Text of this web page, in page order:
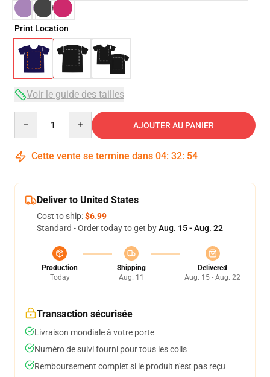
Print Location
Voir le guide des tailles
AJOUTER AU PANIER
Cette vente se termine dans 04: 32: 54
Deliver to United States
Cost to ship:$6.99
Standard - Order today to get byAug. 15 - Aug. 22
Production
Today
Shipping
Aug. 11
Delivered
Aug. 15 - Aug. 22
Transaction sécurisée
Livraison mondiale à votre porte
Numéro de suivi fourni pour tous les colis
Remboursement complet si le produit n'est pas reçu